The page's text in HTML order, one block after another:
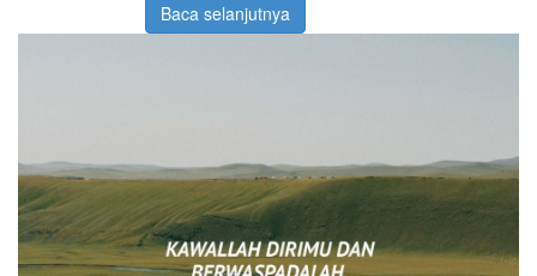
Baca selanjutnya